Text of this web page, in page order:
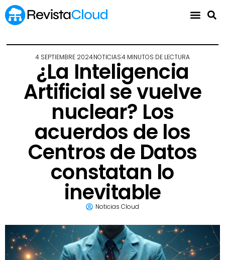
4 SEPTIEMBRE 2024NOTICIAS4 MINUTOS DE LECTURA
¿La Inteligencia
Artificial se vuelve
nuclear? Los
acuerdos de los
Centros de Datos
constatan lo
inevitable
Noticias Cloud